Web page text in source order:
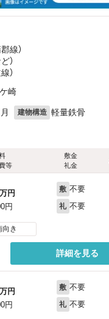
線）
）
）
崎
建物構造 軽量鉄骨
等
敷金
礼金
万円
円
敷 不要
礼 不要
向き
詳細を見る
万円
円
敷 不要
礼 不要